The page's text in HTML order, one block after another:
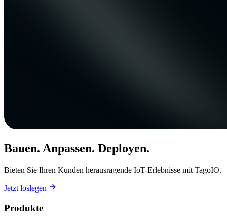
Bauen. Anpassen. Deployen.
Bieten Sie Ihren Kunden herausragende IoT-Erlebnisse mit TagoIO.
Jetzt loslegen
Produkte